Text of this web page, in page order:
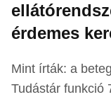
érdemes
Mint írták: a
Tudástár funkció